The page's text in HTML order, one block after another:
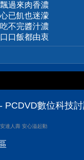
過來肉香濃
已飢也迷濛
不完醬汁濃
口飯都由衷
PCDVD數位科技
達人壽 安心溢起動